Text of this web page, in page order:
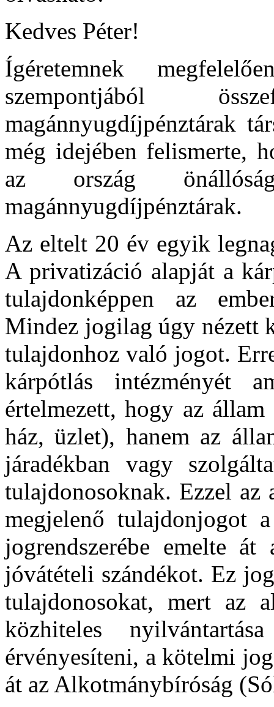
Kedves Péter!
Ígéretemnek
szempontjából
magánnyugdíjpénztárak
még idejében felismerte,
az ország
magánnyugdíjpénztárak.
Az eltelt 20 év egyik
A privatizáció alapját a
tulajdonképpen az
Mindez jogilag úgy nézett
tulajdonhoz való jogot.
kárpótlás intézményét
értelmezett, hogy az
ház, üzlet), hanem az
járadékban vagy
tulajdonosoknak. Ezzel
megjelenő tulajdonjogot
jogrendszerébe emelte
jóvátételi szándékot. Ez
tulajdonosokat, mert az
közhiteles
érvényesíteni, a kötelmi
át az Alkotmánybíróság